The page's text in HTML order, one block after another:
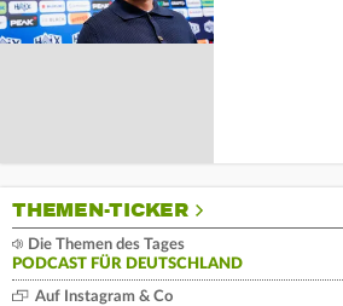
THEMEN-TICKER
Die Themen des Tages
PODCAST FÜR DEUTSCHLAND
Auf Instagram & Co